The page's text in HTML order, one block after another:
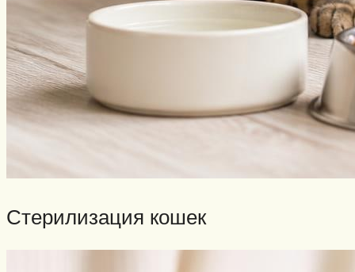
Стерилизация кошек